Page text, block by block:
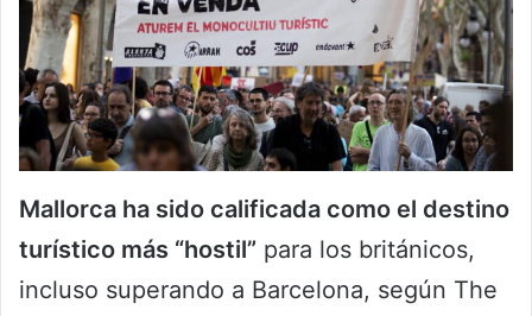
Mallorca ha sido calificada como el destino
turístico más “hostil” para los británicos,
incluso superando a Barcelona, según The